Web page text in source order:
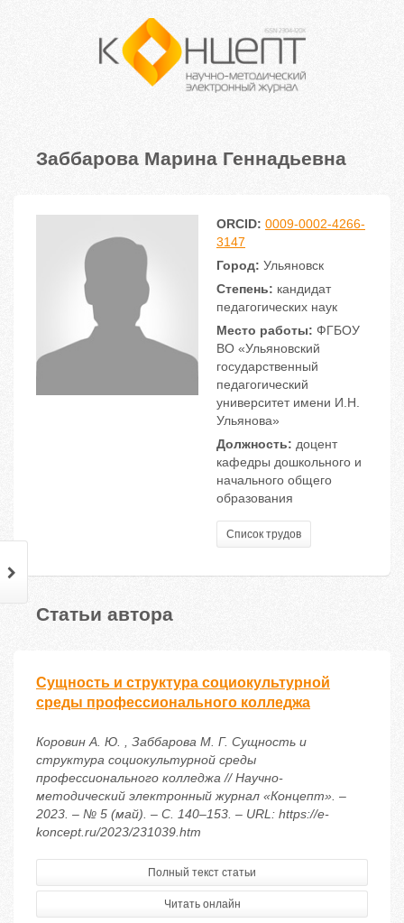
Заббарова Марина Геннадьевна
ORCID: 0009-0002-4266-
3147
Город: Ульяновск
Степень: кандидат
педагогических наук
Место работы: ФГБОУ
ВО «Ульяновский
государственный
педагогический
университет имени И.Н.
Ульянова»
Должность: доцент
кафедры дошкольного и
начального общего
образования
Список трудов
Статьи автора
Сущность и структура социокультурной
среды профессионального колледжа
Коровин А. Ю. , Заббарова М. Г. Сущность и
структура социокультурной среды
профессионального колледжа // Научно-
методический электронный журнал «Концепт». –
2023. – № 5 (май). – С. 140–153. – URL: https://e-
koncept.ru/2023/231039.htm
Полный текст статьи
Читать онлайн